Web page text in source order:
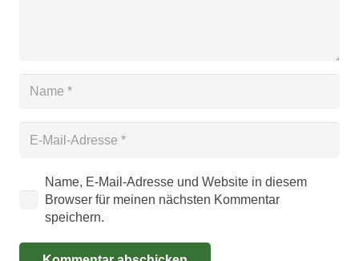
Name, E-Mail-Adresse und Website in diesem
Browser für meinen nächsten Kommentar
speichern.